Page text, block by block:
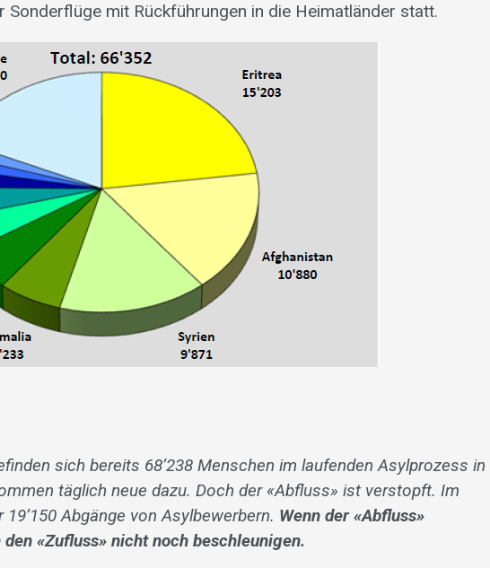
Sonderflüge mit Rückführungen in die Heimatländer statt.
sich bereits 68’238 Menschen im laufenden Asylprozess in
täglich neue dazu. Doch der «Abfluss» ist verstopft. Im
Abgänge von Asylbewerbern. Wenn der «Abfluss»
«Zufluss» nicht noch beschleunigen.